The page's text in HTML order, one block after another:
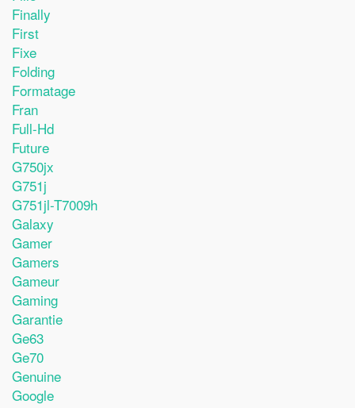
Finally
First
Fixe
Folding
Formatage
Fran
Full-Hd
Future
G750jx
G751j
G751jl-T7009h
Galaxy
Gamer
Gamers
Gameur
Gaming
Garantie
Ge63
Ge70
Genuine
Google